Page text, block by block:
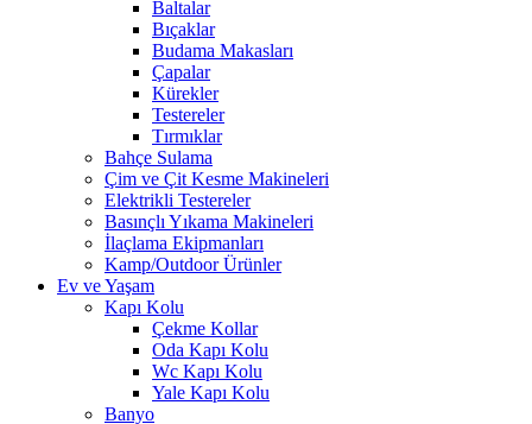
Baltalar
Bıçaklar
Budama Makasları
Çapalar
Kürekler
Testereler
Tırmıklar
Bahçe Sulama
Çim ve Çit Kesme Makineleri
Elektrikli Testereler
Basınçlı Yıkama Makineleri
İlaçlama Ekipmanları
Kamp/Outdoor Ürünler
Ev ve Yaşam
Kapı Kolu
Çekme Kollar
Oda Kapı Kolu
Wc Kapı Kolu
Yale Kapı Kolu
Banyo